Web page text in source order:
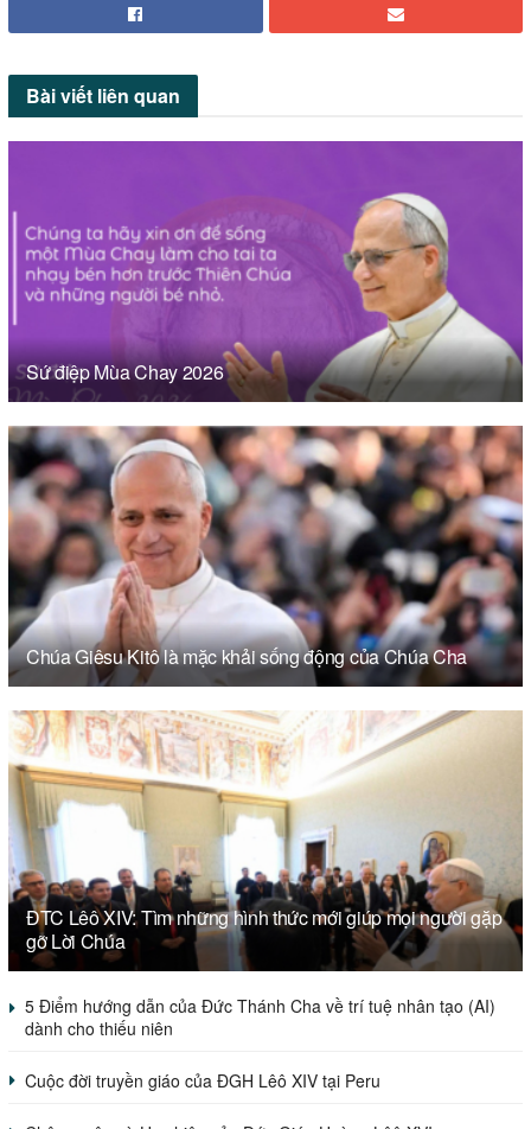
Bài viết liên quan
Sứ điệp Mùa Chay 2026
Chúa Giêsu Kitô là mặc khải sống động của Chúa Cha
ĐTC Lêô XIV: Tìm những hình thức mới giúp mọi người gặp
gỡ Lời Chúa
5 Điểm hướng dẫn của Đức Thánh Cha về trí tuệ nhân tạo (AI)
dành cho thiếu niên
Cuộc đời truyền giáo của ĐGH Lêô XIV tại Peru